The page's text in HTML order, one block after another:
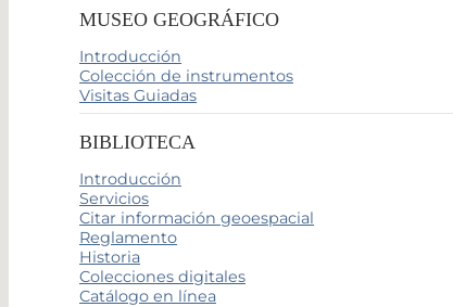
MUSEO GEOGRÁFICO
Introducción
Colección de instrumentos
Visitas Guiadas
BIBLIOTECA
Introducción
Servicios
Citar información geoespacial
Reglamento
Historia
Colecciones digitales
Catálogo en línea